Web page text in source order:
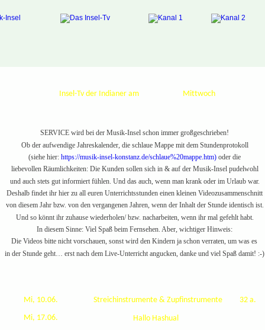
Insel-Tv der Indianer am Mittwoch
SERVICE wird bei der Musik-Insel schon immer großgeschrieben!
Ob der aufwendige Jahreskalender, die schlaue Mappe mit dem Stundenprotokoll
(siehe hier: https://musik-insel-konstanz.de/schlaue%20mappe.htm) oder die
liebevollen Räumlichkeiten: Die Kunden sollen sich in & auf der Musik-Insel pudelwohl
und auch stets gut informiert fühlen. Und das auch, wenn man krank oder im Urlaub war.
Deshalb findet ihr hier zu all euren Unterrichtsstunden einen kleinen Videozusammenschnitt
von diesem Jahr bzw. von den vergangenen Jahren, wenn der Inhalt der Stunde identisch ist.
Und so könnt ihr zuhause wiederholen/ bzw. nacharbeiten, wenn ihr mal gefehlt habt.
In diesem Sinne: Viel Spaß beim Fernsehen. Aber, wichtiger Hinweis:
Die Videos bitte nicht vorschauen, sonst wird den Kindern ja schon verraten, um was es
in der Stunde geht… erst nach dem Live-Unterricht angucken, danke und viel Spaß damit! :-)
Mi, 10.06. Streichinstrumente & Zupfinstrumente 32 a.
Hallo Hashual
Mi, 17.06.